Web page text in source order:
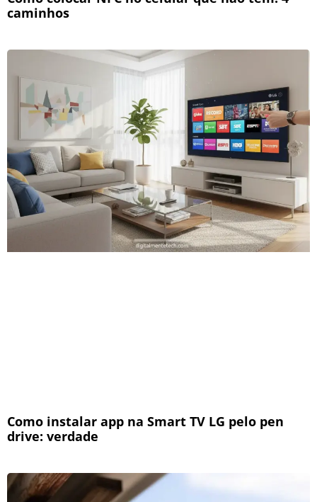
caminhos
Como instalar app na Smart TV LG pelo pen
drive: verdade